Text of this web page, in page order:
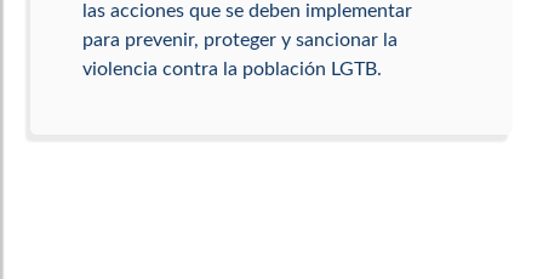
las acciones que se deben implementar
para prevenir, proteger y sancionar la
violencia contra la población LGTB.